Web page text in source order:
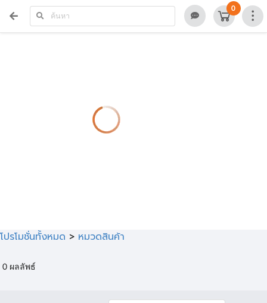
0
โปรโมชั่นทั้งหมด > หมวดสินค้า
0 ผลลัพธ์